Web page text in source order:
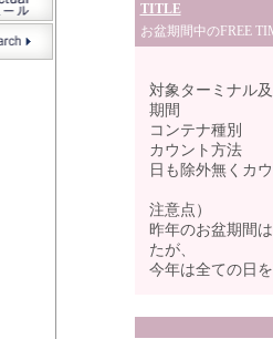
TITLE
お盆期間中のFREE
対象ターミナル
期間 ： 8
コンテナ種
カウント方法
日も除外無くカ
注意点）
昨年のお盆期間
たが、
今年は全ての日